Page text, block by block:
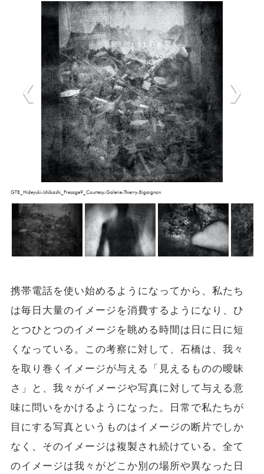
GTB_Hideyuki-Ishibashi_Presage9_Courtesy-Galerie-Thierry-Bigaignon
携帯電話を使い始めるようになってから、私たち
は毎日大量のイメージを消費するようになり、ひ
とつひとつのイメージを眺める時間は日に日に短
くなっている。この考察に対して、石橋は、我々
を取り巻くイメージが与える「見えるものの曖昧
さ」と、我々がイメージや写真に対して与える意
味に問いをかけるようになった。日常で私たちが
目にする写真というものはイメージの断片でしか
なく、そのイメージは複製され続けている。全て
のイメージは我々がどこか別の場所や異なった日